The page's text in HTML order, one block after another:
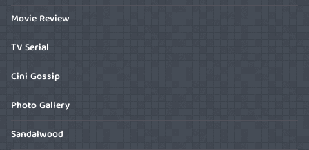
Movie Review
TV Serial
Cini Gossip
Photo Gallery
Sandalwood